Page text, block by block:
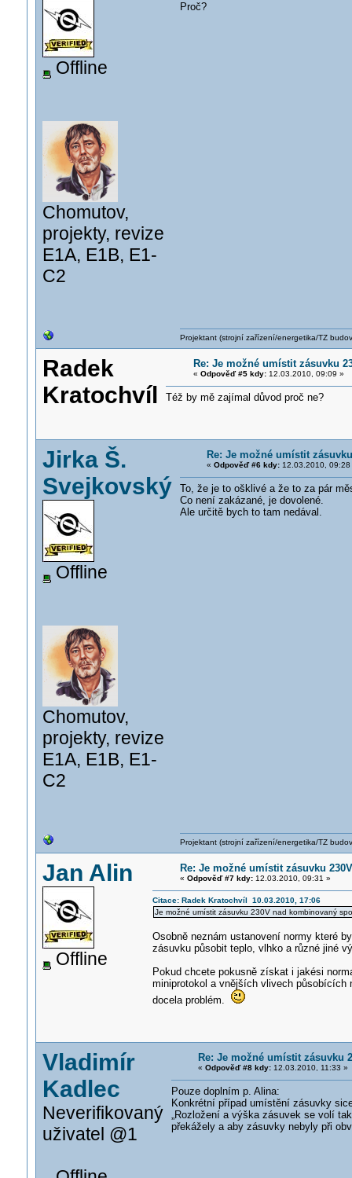
Offline
Chomutov,
projekty, revize
E1A, E1B, E1-
C2
Proč?
Projektant (strojní zařízení/energetika/TZ
Radek
Kratochvíl
Re: Je možné umístit zásuvku
« Odpověď #5 kdy:12.03.2010, 09:09 »
Též by mě zajímal důvod proč ne?
Jirka Š.
Svejkovský
Offline
Chomutov,
projekty, revize
E1A, E1B, E1-
C2
Re: Je možné umístit
« Odpověď #6 kdy:12.03.2010, 09:28
To, že je to ošklivé a že to za pár
Co není zakázané, je dovolené.
Ale určitě bych to tam nedával.
Projektant (strojní zařízení/energetika/TZ
Jan Alin
Offline
Re: Je možné umístit zásuvku
« Odpověď #7 kdy:12.03.2010, 09:31 »
Citace: Radek Kratochvíl 10.03.2010, 17:06
Je možné umístit zásuvku 230V nad kombinovaný
Osobně neznám ustanovení normy které
zásuvku působit teplo, vlhko a různé jiné
Pokud chcete pokusně získat i jakési
miniprotokol a vnějších vlivech působících
docela problém.
Vladimír
Kadlec
Neverifikovaný
uživatel @1
Re: Je možné umístit zásuvku
« Odpověď #8 kdy:12.03.2010, 11:33 »
Pouze doplním p. Alina:
Konkrétní případ umístění zásuvky
„Rozložení a výška zásuvek se volí
překážely a aby zásuvky nebyly při